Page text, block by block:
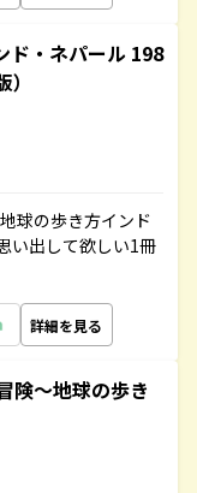
ド・ネパール 198
球の歩き方インド
い出して欲しい1冊
詳細を見る
険～地球の歩き